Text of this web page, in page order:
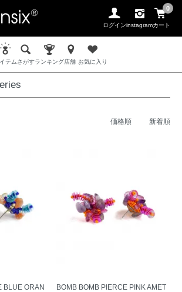
ログインinstagram
0
カート
テムさがすランキング店舗 お気に入り
材 STONE / ストーン BOMB BOMB series
価格順 新着順
BLUE ORAN
BOMB BOMB PIERCE PINK AMET